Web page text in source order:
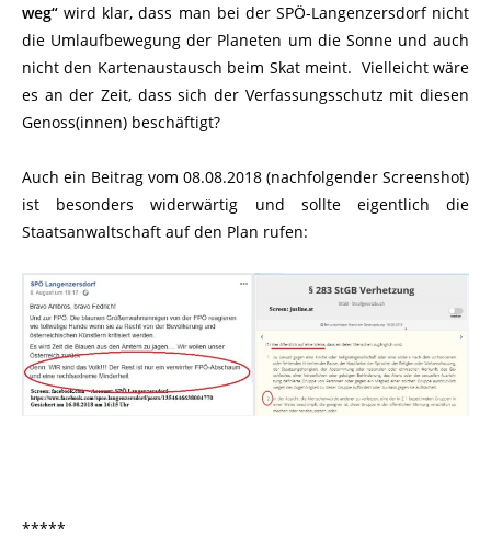
weg“ wird klar, dass man bei der SPÖ-Langenzersdorf nicht
die Umlaufbewegung der Planeten um die Sonne und auch
nicht den Kartenaustausch beim Skat meint. Vielleicht wäre
es an der Zeit, dass sich der Verfassungsschutz mit diesen
Genoss(innen) beschäftigt?
Auch ein Beitrag vom 08.08.2018 (nachfolgender Screenshot)
ist besonders widerwärtig und sollte eigentlich die
Staatsanwaltschaft auf den Plan rufen:
*****